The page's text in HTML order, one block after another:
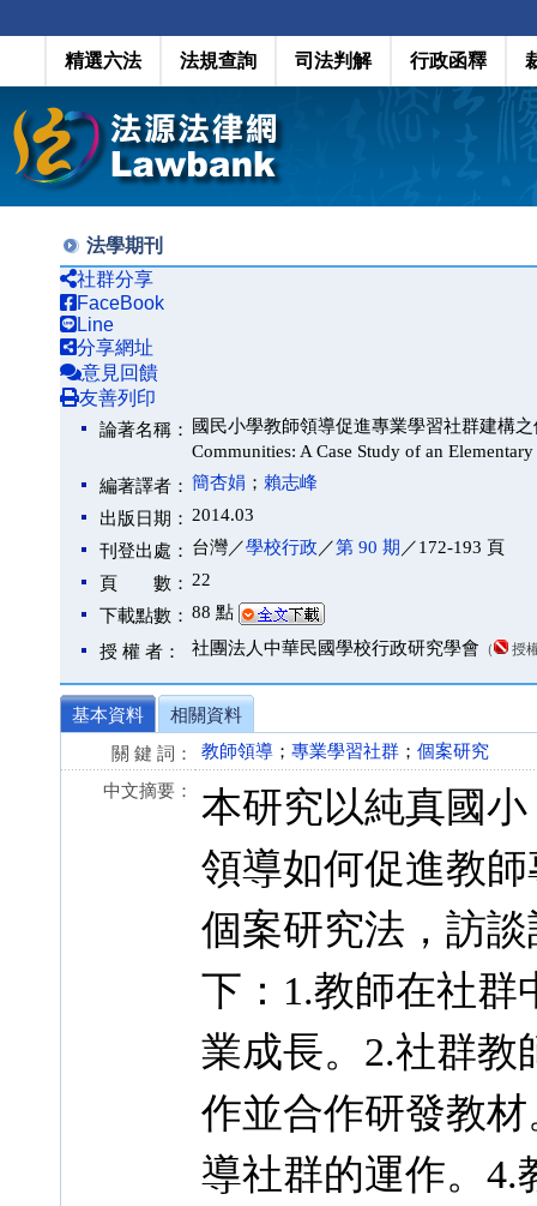
精選六法 法規查詢 司法判解 行政函釋
法學期刊
社群分享
FaceBook
Line
分享網址
意見回饋
友善列印
論著名稱：
國民小學教師領導促進專業學習社群建構之
Communities: A Case Study of an
編著譯者： 簡杏娟 ； 賴志峰
出版日期： 2014.03
刊登出處： 台灣／學校行政 ／第 90 期 ／172-193 頁
頁 數： 22
下載點數： 88 點
授 權 者： 社團法人中華民國學校行政研究學會 （ 授
基本資料
相關資料
關 鍵 詞：
教師領導 ； 專業學習社群 ； 個案研究
中文摘要：
本研究以純真國
領導如何促進教
個案研究法，訪
下：1.教師在社群
業成長。2.社群教
作並合作研發教
導社群的運作。4.